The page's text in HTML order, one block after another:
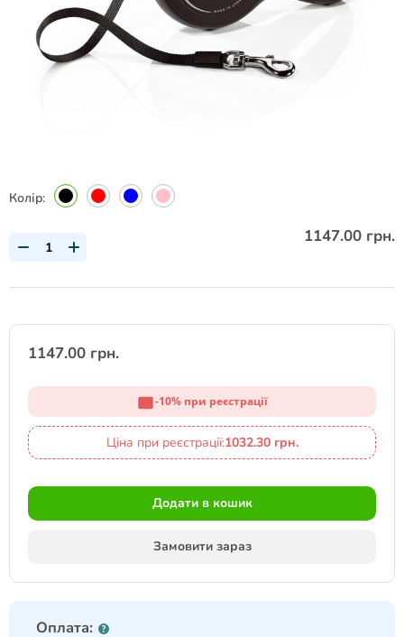
Колір:
1147.00 грн.
1147.00 грн.
-10% при реєстрації
Ціна при реєстрації:1032.30 грн.
Додати в кошик
Замовити зараз
Оплата: